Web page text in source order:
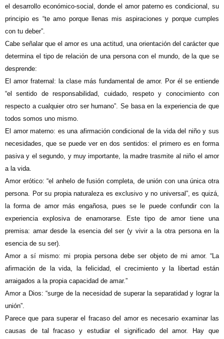
el desarrollo económico-social, donde el amor paterno es condicional, su
principio es “te amo porque llenas mis aspiraciones y porque cumples
con tu deber”.
Cabe señalar que el amor es una actitud, una orientación del carácter que
determina el tipo de relación de una persona con el mundo, de la que se
desprende:
El amor fraternal: la clase más fundamental de amor. Por él se entiende
“el sentido de responsabilidad, cuidado, respeto y conocimiento con
respecto a cualquier otro ser humano”. Se basa en la experiencia de que
todos somos uno mismo.
El amor materno: es una afirmación condicional de la vida del niño y sus
necesidades, que se puede ver en dos sentidos: el primero es en forma
pasiva y el segundo, y muy importante, la madre trasmite al niño el amor
a la vida.
Amor erótico: “el anhelo de fusión completa, de unión con una única otra
persona. Por su propia naturaleza es exclusivo y no universal”, es quizá,
la forma de amor más engañosa, pues se le puede confundir con la
experiencia explosiva de enamorarse. Este tipo de amor tiene una
premisa: amar desde la esencia del ser (y vivir a la otra persona en la
esencia de su ser).
Amor a sí mismo: mi propia persona debe ser objeto de mi amor. “La
afirmación de la vida, la felicidad, el crecimiento y la libertad están
arraigados a la propia capacidad de amar.”
Amor a Dios:“surge de la necesidad de superar la separatidad y lograr la
unión”.
Parece que para superar el fracaso del amor es necesario examinar las
causas de tal fracaso y estudiar el significado del amor. Hay que